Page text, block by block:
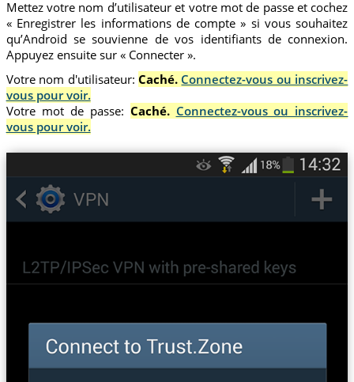
Mettez votre nom d’utilisateur et votre mot de passe et cochez
« Enregistrer les informations de compte » si vous souhaitez
qu’Android se souvienne de vos identifiants de connexion.
Appuyez ensuite sur « Connecter ».
Votre nom d'utilisateur: Caché. Connectez-vous ou inscrivez-
vous pour voir.
Votre mot de passe: Caché. Connectez-vous ou inscrivez-
vous pour voir.